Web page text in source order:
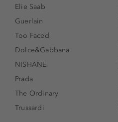
Elie Saab
Guerlain
Too Faced
Dolce&Gabbana
NISHANE
Prada
The Ordinary
Trussardi